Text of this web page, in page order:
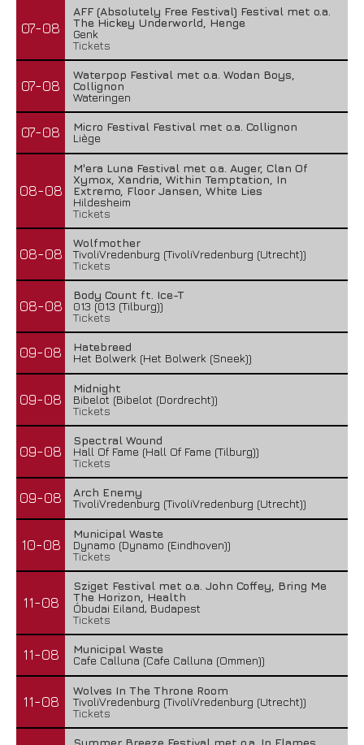
07-08
AFF (Absolutely Free Festival) Festival met o.a.
The Hickey Underworld, Henge
Genk
Tickets
07-08
Waterpop Festival met o.a. Wodan Boys,
Collignon
Wateringen
07-08
Micro Festival Festival met o.a. Collignon
Liège
08-08
M'era Luna Festival met o.a. Auger, Clan Of
Xymox, Xandria, Within Temptation, In
Extremo, Floor Jansen, White Lies
Hildesheim
Tickets
08-08
Wolfmother
TivoliVredenburg (TivoliVredenburg (Utrecht))
Tickets
08-08
Body Count ft. Ice-T
013 (013 (Tilburg))
Tickets
09-08
Hatebreed
Het Bolwerk (Het Bolwerk (Sneek))
09-08
Midnight
Bibelot (Bibelot (Dordrecht))
Tickets
09-08
Spectral Wound
Hall Of Fame (Hall Of Fame (Tilburg))
Tickets
09-08
Arch Enemy
TivoliVredenburg (TivoliVredenburg (Utrecht))
10-08
Municipal Waste
Dynamo (Dynamo (Eindhoven))
Tickets
11-08
Sziget Festival met o.a. John Coffey, Bring Me
The Horizon, Health
Óbudai Eiland, Budapest
Tickets
11-08
Municipal Waste
Cafe Calluna (Cafe Calluna (Ommen))
11-08
Wolves In The Throne Room
TivoliVredenburg (TivoliVredenburg (Utrecht))
Tickets
Summer Breeze Festival met o.a. In Flames,